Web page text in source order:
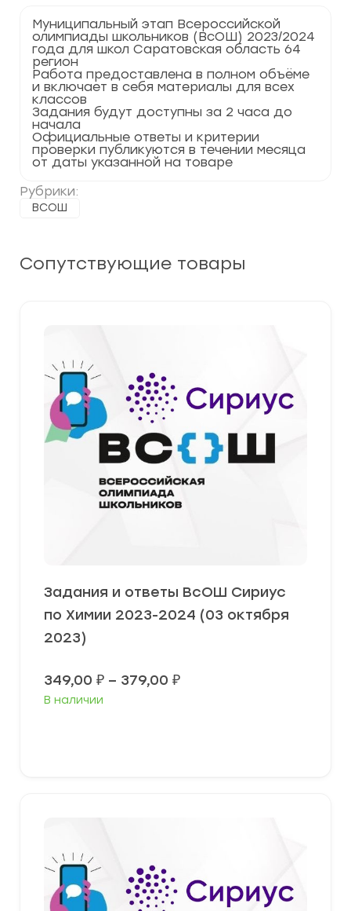
Муниципальный этап Всероссийской
олимпиады школьников (ВсОШ) 2023/2024
года для школ Саратовская область 64
регион
Работа предоставлена в полном объёме
и включает в себя материалы для всех
классов
Задания будут доступны за 2 часа до
начала
Официальные ответы и критерии
проверки публикуются в течении месяца
от даты указанной на товаре
Рубрики:
ВСОШ
2023-
2024
г.
Саратовская
область
64
регион
Сопутствующие товары
Задания и ответы ВсОШ Сириус
по Химии 2023-2024 (03 октября
2023)
349,00 ₽ – 379,00 ₽Диапазон
В наличии